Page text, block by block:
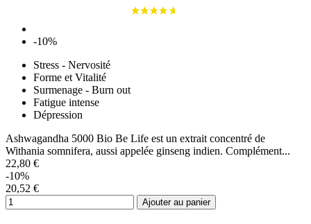
-10%
Stress - Nervosité
Forme et Vitalité
Surmenage - Burn out
Fatigue intense
Dépression
Ashwagandha 5000 Bio Be Life est un extrait concentré de
Withania somnifera, aussi appelée ginseng indien. Complément...
22,80 €
-10%
20,52 €
Ajouter au panier